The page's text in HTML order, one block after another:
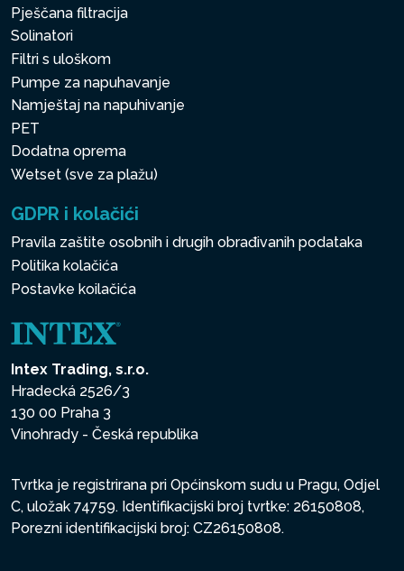
Pješčana filtracija
Solinatori
Filtri s uloškom
Pumpe za napuhavanje
Namještaj na napuhivanje
PET
Dodatna oprema
Wetset (sve za plažu)
GDPR i kolačići
Pravila zaštite osobnih i drugih obrađivanih podataka
Politika kolačića
Postavke koilačića
Intex Trading, s.r.o.
Hradecká 2526/3
130 00 Praha 3
Vinohrady - Česká republika
Tvrtka je registrirana pri Općinskom sudu u Pragu, Odjel
C, uložak 74759. Identifikacijski broj tvrtke: 26150808,
Porezni identifikacijski broj: CZ26150808.